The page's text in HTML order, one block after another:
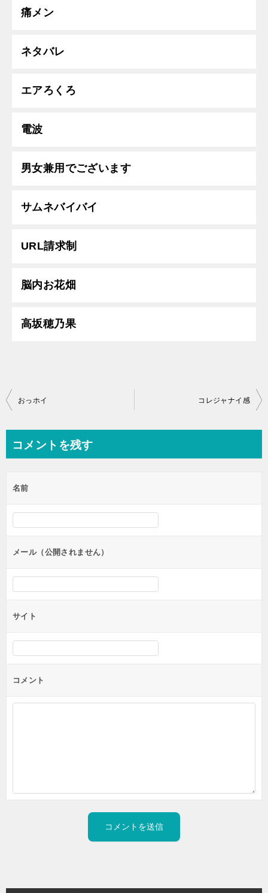
痛メン
ネタバレ
エアろくろ
電波
男女兼用でございます
サムネバイバイ
URL請求制
脳内お花畑
高坂穂乃果
投
ビ
ー
シ
ン
おっホイ コレジャナイ感
コメントを残す
名前
メール（公開されません）
サイト
コメント